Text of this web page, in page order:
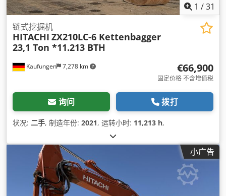
1 /31
Kaufungen 7,278 km
链式挖掘机
HITACHI ZX210LC-6 Kettenbagger
23,1 Ton *11.213 BTH
€66,900
固定价格 不含增值税
询问 拨打
状况: 二手, 制造年份: 2021, 运转小时: 11,213 h,
小广告